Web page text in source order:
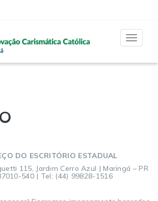
Toggle
DO ESCRITÓRIO ESTADUAL
115, Jardim Cerro Azul | Maringá – PR
540 | Tel: (44) 99828-1516